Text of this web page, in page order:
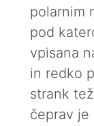
polarnim
pod
vpisana
in redko
strank
čeprav je